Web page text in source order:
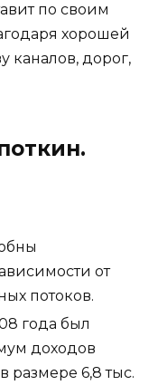
по своим
хорошей
каналов, дорог,
от
потоков.
года был
доходов
размере 6,8 тыс.